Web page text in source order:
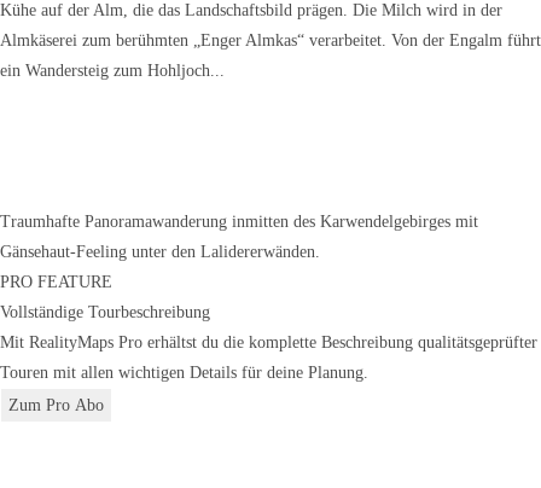
Kühe auf der Alm, die das Landschaftsbild prägen. Die Milch wird in der
Almkäserei zum berühmten „Enger Almkas“ verarbeitet. Von der Engalm führt
ein Wandersteig zum Hohljoch...
Traumhafte Panoramawanderung inmitten des Karwendelgebirges mit
Gänsehaut-Feeling unter den Lalidererwänden.
PRO FEATURE
Vollständige Tourbeschreibung
Mit RealityMaps Pro erhältst du die komplette Beschreibung qualitätsgeprüfter
Touren mit allen wichtigen Details für deine Planung.
Zum Pro Abo